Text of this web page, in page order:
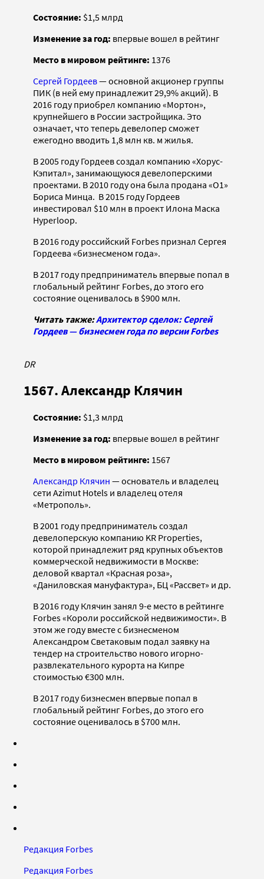
Состояние: $1,5 млрд
Изменение за год: впервые вошел в рейтинг
Место в мировом рейтинге: 1376
Сергей Гордеев— основной акционер группы
ПИК (в ней ему принадлежит 29,9% акций). В
2016 году приобрел компанию «Мортон»,
крупнейшего в России застройщика. Это
означает, что теперь девелопер сможет
ежегодно вводить 1,8 млн кв. м жилья.
В 2005 году Гордеев создал компанию «Хорус-
Кэпитал», занимающуюся девелоперскими
проектами. В 2010 году она была продана «О1»
Бориса Минца. В 2015 году Гордеев
инвестировал $10 млн в проект Илона Маска
Hyperloop.
В 2016 году российский Forbes признал Сергея
Гордеева «бизнесменом года».
В 2017 году предприниматель впервые попал в
глобальный рейтинг Forbes, до этого его
состояние оценивалось в $900 млн.
Читать также:Архитектор сделок: Сергей
Гордеев — бизнесмен года по версии Forbes
DR
1567. Александр Клячин
Состояние: $1,3 млрд
Изменение за год: впервые вошел в рейтинг
Место в мировом рейтинге: 1567
Александр Клячин — основатель и владелец
сети Azimut Hotels и владелец отеля
«Метрополь».
В 2001 году предприниматель создал
девелоперскую компанию KR Properties,
которой принадлежит ряд крупных объектов
коммерческой недвижимости в Москве:
деловой квартал «Красная роза»,
«Даниловская мануфактура», БЦ «Рассвет» и др.
В 2016 году Клячин занял 9-е место в рейтинге
Forbes «Короли российской недвижимости». В
этом же году вместе с бизнесменом
Александром Светаковым подал заявку на
тендер на строительство нового игорно-
развлекательного курорта на Кипре
стоимостью €300 млн.
В 2017 году бизнесмен впервые попал в
глобальный рейтинг Forbes, до этого его
состояние оценивалось в $700 млн.
Редакция Forbes
Редакция Forbes